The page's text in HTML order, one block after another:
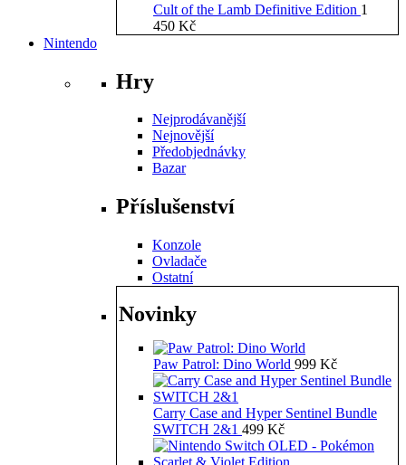
Cult of the Lamb Definitive Edition 1
450 Kč
Nintendo
Hry
Nejprodávanější
Nejnovější
Předobjednávky
Bazar
Příslušenství
Konzole
Ovladače
Ostatní
Novinky
Paw Patrol: Dino World 999 Kč
Carry Case and Hyper Sentinel Bundle
SWITCH 2&1 499 Kč